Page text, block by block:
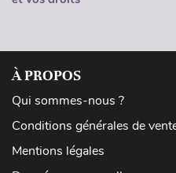
À PROPOS
Qui sommes-nous ?
Conditions générales de
Mentions légales